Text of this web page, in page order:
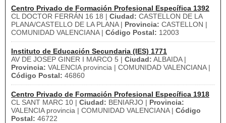
Centro Privado de Formación Profesional Específica 1392
CL DOCTOR FERRÁN 16 18 | Ciudad: CASTELLON DE LA
PLANA/CASTELLO DE LA PLANA | Provincia: CASTELLON |
COMUNIDAD VALENCIANA | Código Postal: 12003
Instituto de Educación Secundaria (IES) 1771
AV DE JOSEP GINER I MARCO 5 | Ciudad: ALBAIDA |
Provincia: VALENCIA provincia | COMUNIDAD VALENCIANA |
Código Postal: 46860
Centro Privado de Formación Profesional Específica 1918
CL SANT MARC 10 | Ciudad: BENIARJO | Provincia:
VALENCIA provincia | COMUNIDAD VALENCIANA | Código
Postal: 46722